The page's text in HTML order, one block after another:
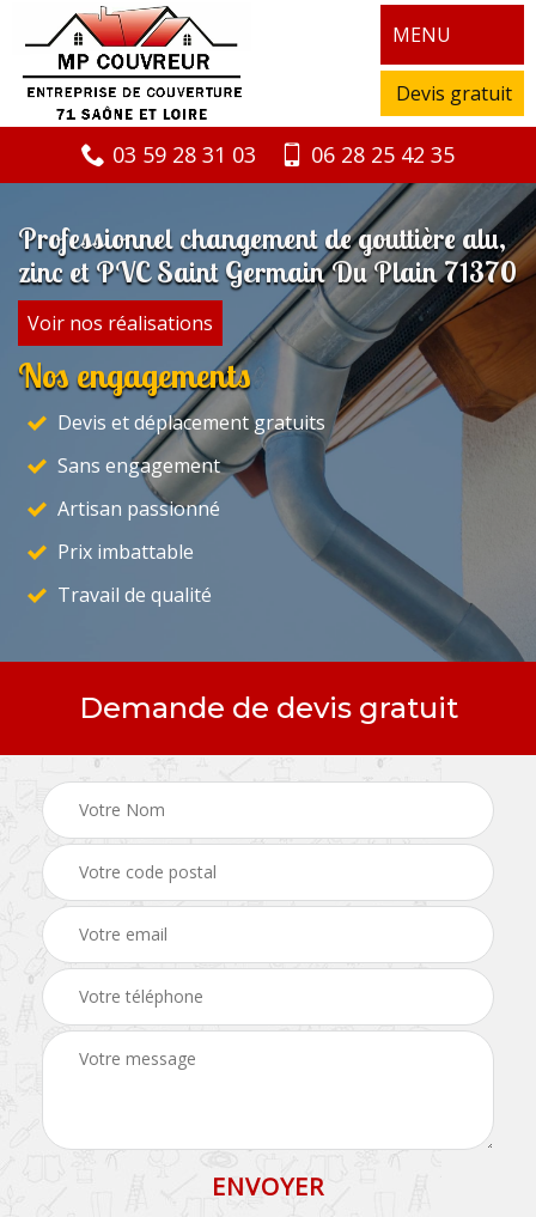
MENU
Devis gratuit
03 59 28 31 03 06 28 25 42 35
Professionnel changement de gouttière alu,
zinc et PVC Saint Germain Du Plain 71370
Voir nos réalisations
Nos engagements
Devis et déplacement gratuits
Sans engagement
Artisan passionné
Prix imbattable
Travail de qualité
Demande de devis gratuit